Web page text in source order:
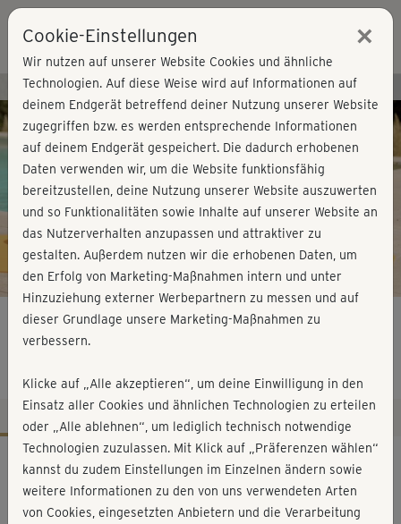
Play
Video
Kursvorschau - Jetzt mitmachen!
After Work Sessions II - Donnerstag
Workout-Facts
mittelschwer
8 Min
Cookie-Einstellungen ×
Wir nutzen auf unserer Website Cookies und ähnliche
Technologien. Auf diese Weise wird auf Informationen auf
deinem Endgerät betreffend deiner Nutzung unserer Website
zugegriffen bzw. es werden entsprechende Informationen
auf deinem Endgerät gespeichert. Die dadurch erhobenen
Daten verwenden wir, um die Website funktionsfähig
bereitzustellen, deine Nutzung unserer Website auszuwerten
und so Funktionalitäten sowie Inhalte auf unserer Website an
das Nutzerverhalten anzupassen und attraktiver zu
gestalten. Außerdem nutzen wir die erhobenen Daten, um
den Erfolg von Marketing-Maßnahmen intern und unter
Hinzuziehung externer Werbepartnern zu messen und auf
dieser Grundlage unsere Marketing-Maßnahmen zu
verbessern.
Klicke auf „Alle akzeptieren“, um deine Einwilligung in den
Einsatz aller Cookies und ähnlichen Technologien zu erteilen
oder „Alle ablehnen“, um lediglich technisch notwendige
Technologien zuzulassen. Mit Klick auf „Präferenzen wählen“
kannst du zudem Einstellungen im Einzelnen ändern sowie
weitere Informationen zu den von uns verwendeten Arten
von Cookies, eingesetzten Anbietern und die Verarbeitung